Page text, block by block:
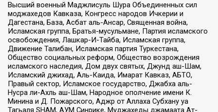
Высший военный Маджлисуль Шура Объединенных сил
моджахедов Кавказа, Конгресс народов Ичкерии и
Дагестана, База, Асбат аль-Ансар, Священная война,
Исламская группа, Братья-мусульмане, Партия исламского
освобождения, Лашкар-И-Тайба, Исламская группа,
Движение Талибан, Исламская партия Туркестана,
Общество социальных реформ, Общество возрождения
исламского наследия, Дом двух святых, Джунд аш-Шам,
Исламский джихад, Аль-Каида, Имарат Кавказ, АБТО,
Правый сектор, Исламское государство, Джабха аль-
Нусра ли-Ахль аш-Шам, Народное ополчение имени К.
Минина и Д. Пожарского, Аджр от Аллаха Субхану уа
Тагьаля SHAM, АУМ Синрике, Муджахеды джамаата Ат-